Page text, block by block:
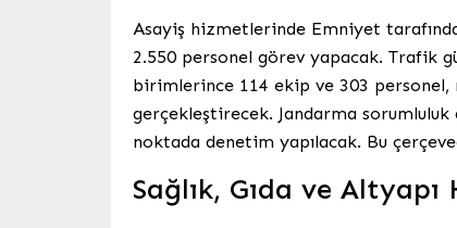
Asayiş hizmetlerinde Emniyet
2.550 personel görev yapacak. Trafik
birimlerince 114 ekip ve 303
gerçekleştirecek. Jandarma
noktada denetim yapılacak. Bu
Sağlık, Gıda ve